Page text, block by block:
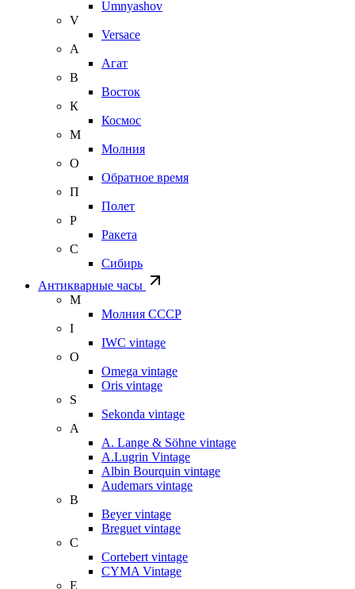
Umnyashov
V
Versace
А
Агат
В
Восток
К
Космос
М
Молния
О
Обратное время
П
Полет
Р
Ракета
С
Сибирь
Антикварные часы
М
Молния СССР
I
IWC vintage
O
Omega vintage
Oris vintage
S
Sekonda vintage
A
A. Lange & Söhne vintage
A.Lugrin Vintage
Albin Bourquin vintage
Audemars vintage
B
Beyer vintage
Breguet vintage
C
Cortebert vintage
CYMA Vintage
E